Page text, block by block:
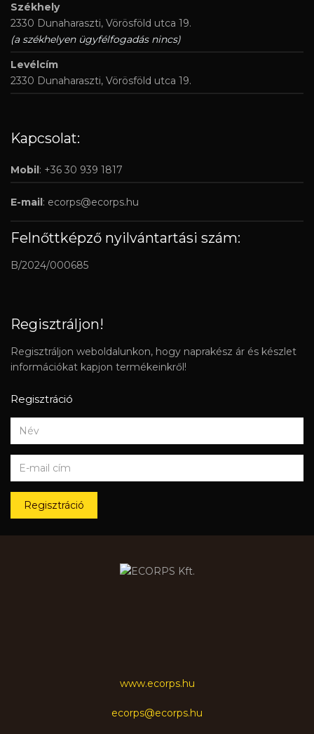
Székhely
2330 Dunaharaszti, Vörösföld utca 19.
(a székhelyen ügyfélfogadás nincs)
Levélcím
2330 Dunaharaszti, Vörösföld utca 19.
Kapcsolat:
Mobil : +36 30 939 1817
E-mail : ecorps@ecorps.hu
Felnőttképző nyilvántartási szám:
B/2024/000685
Regisztráljon!
Regisztráljon weboldalunkon, hogy naprakész ár és készlet
információkat kapjon termékeinkről!
Regisztráció
Regisztráció
www.ecorps.hu
ecorps@ecorps.hu